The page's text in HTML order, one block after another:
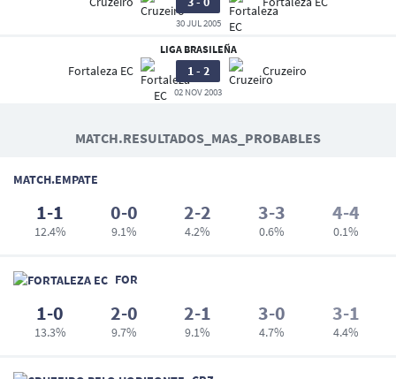
30 JUL 2005
LIGA BRASILEÑA
Fortaleza EC 1 - 2 Cruzeiro
02 NOV 2003
MATCH.RESULTADOS_MAS_PROBABLES
FOR
1-0
13.3%
2-0
9.7%
2-1
9.1%
3-0
4.7%
3-1
4.4%
MATCH.EMPATE
1-1
12.4%
0-0
9.1%
2-2
4.2%
3-3
0.6%
4-4
0.1%